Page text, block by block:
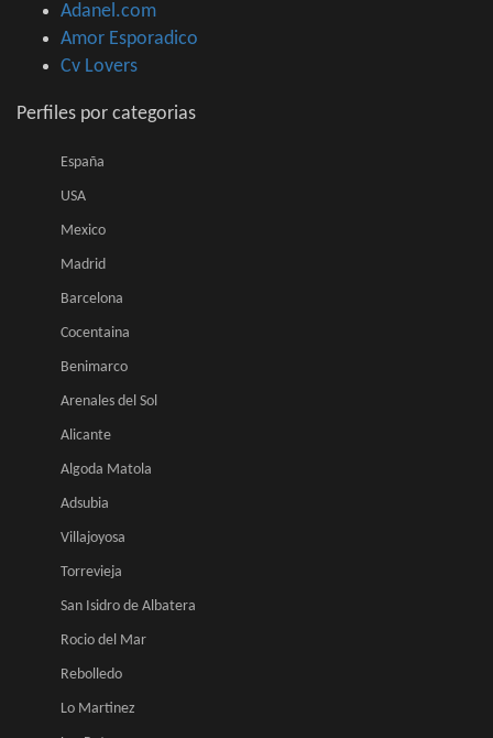
Adanel.com
Amor Esporadico
Cv Lovers
Perfiles por categorias
España
USA
Mexico
Madrid
Barcelona
Cocentaina
Benimarco
Arenales del Sol
Alicante
Algoda Matola
Adsubia
Villajoyosa
Torrevieja
San Isidro de Albatera
Rocio del Mar
Rebolledo
Lo Martinez